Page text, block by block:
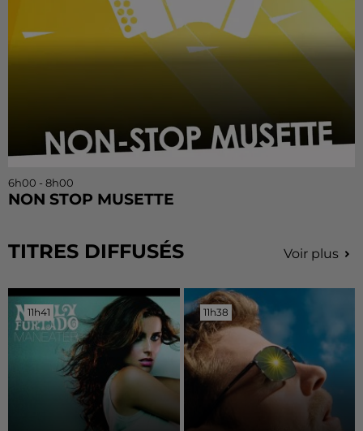
6h00 - 8h00
NON STOP MUSETTE
TITRES DIFFUSÉS Voir plus
11h41
11h41 11h38
11h38